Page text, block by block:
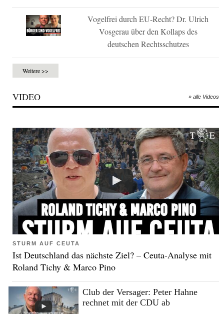
Vogelfrei durch EU-Recht? Dr. Ulrich
Vosgerau über den Kollaps des
deutschen Rechtsschutzes
Weitere >>
VIDEO » alle Videos
STURM AUF CEUTA
Ist Deutschland das nächste Ziel? – Ceuta-Analyse mit
Roland Tichy & Marco Pino
Club der Versager: Peter Hahne
rechnet mit der CDU ab